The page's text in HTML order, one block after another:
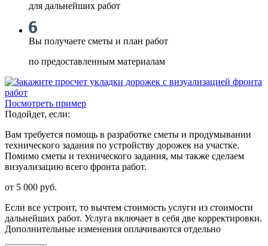
для дальнейших работ
Вы получаете сметы и план работ
по предоставленным материалам
Посмотреть пример
Подойдет, если:
Вам требуется помощь в разработке сметы и продумывании
технического задания по устройству дорожек на участке.
Помимо сметы и технического задания, мы также сделаем
визуализацию всего фронта работ.
от 5 000 руб.
Если все устроит, то вычтем стоимость услуги из стоимости
дальнейших работ. Услуга включает в себя две корректировки.
Дополнительные изменения оплачиваются отдельно